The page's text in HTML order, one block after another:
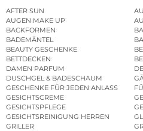
AFTER SUN
AUGEN MAKE UP
BACKFORMEN
BADEMÄNTEL
BEAUTY GESCHENKE
BETTDECKEN
DAMEN PARFUM
DUSCHGEL & BADESCHAUM
GESCHENKE FÜR JEDEN ANLASS
GESICHTSCREME
GESICHTSPFLEGE
GESICHTSREINIGUNG HERREN
GRILLER